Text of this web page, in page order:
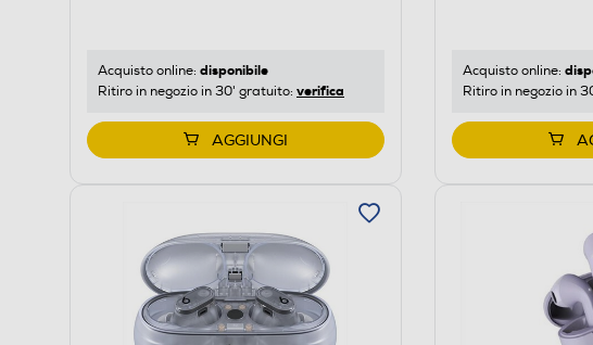
Acquisto online: disponibile
Ritiro in negozio in 30' gratuito: verifica
AGGIUNGI
Acquisto online:
Ritiro in negozio in